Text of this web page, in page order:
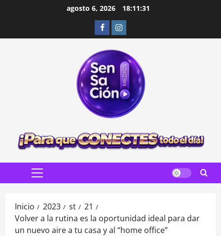
agosto 6, 2026 18:11:33
FacebookInstagram
Menú
Inicio 2023 st
21
Volver a la rutina es la oportunidad ideal para dar
un nuevo aire a tu casa y al “home office”